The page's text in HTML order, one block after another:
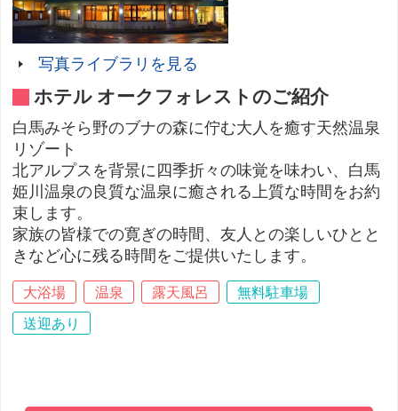
写真ライブラリを見る
ホテル オークフォレストのご紹介
白馬みそら野のブナの森に佇む大人を癒す天然温泉
リゾート
北アルプスを背景に四季折々の味覚を味わい、白馬
姫川温泉の良質な温泉に癒される上質な時間をお約
束します。
家族の皆様での寛ぎの時間、友人との楽しいひとと
きなど心に残る時間をご提供いたします。
大浴場 温泉 露天風呂
無料駐車場
送迎あり